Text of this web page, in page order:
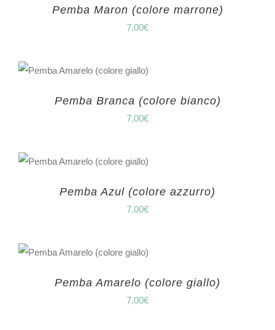
Pemba Maron (colore marrone)
7,00€
Pemba Branca (colore bianco)
7,00€
Pemba Azul (colore azzurro)
7,00€
Pemba Amarelo (colore giallo)
7,00€